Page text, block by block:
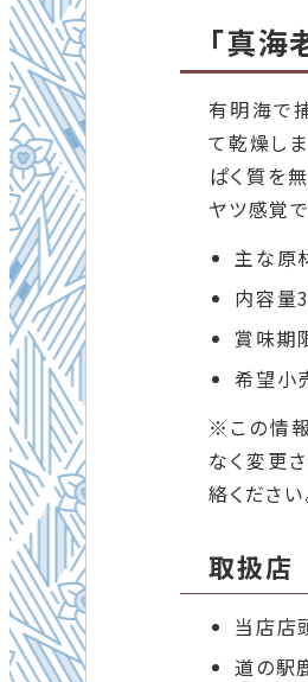
「真海
有明海で
て乾燥し
ぱく質を
ヤツ感覚
主な原
内容量
賞味期
希望小
※この情
なく変更
絡ください
取扱店
当店店
道の駅